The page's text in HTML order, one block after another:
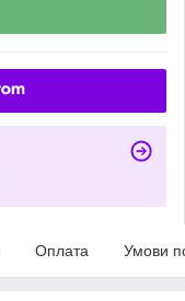
Оплата Умови